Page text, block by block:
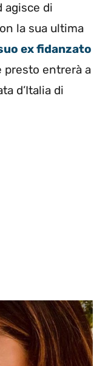
agisce di
la sua ultima
ex fidanzato
presto entrerà a
d’Italia di